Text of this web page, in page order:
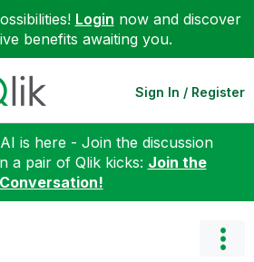
Login now and discover
benefits awaiting you.
Sign In / Register
is here - Join the discussion
a pair of Qlik kicks: Join the
Conversation!